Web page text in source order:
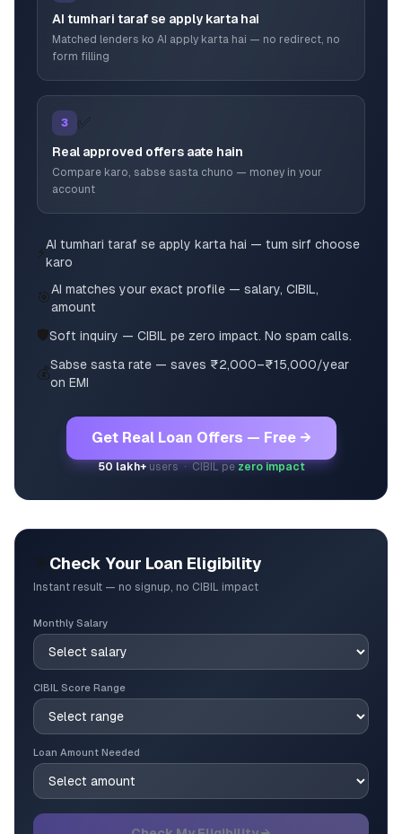
AI tumhari taraf se apply karta hai
Matched lenders ko AI apply karta hai — no redirect, no
form filling
3 ✅
Real approved offers aate hain
Compare karo, sabse sasta chuno — money in your
account
⚡AI tumhari taraf se apply karta hai — tum sirf choose
karo
🎯AI matches your exact profile — salary, CIBIL,
amount
🛡️Soft inquiry — CIBIL pe zero impact. No spam calls.
💰Sabse sasta rate — saves ₹2,000–₹15,000/year
on EMI
Get Real Loan Offers — Free →
50 lakh+users · CIBIL pezero impact
Check Your Loan Eligibility
Instant result — no signup, no CIBIL impact
Monthly Salary
CIBIL Score Range
Loan Amount Needed